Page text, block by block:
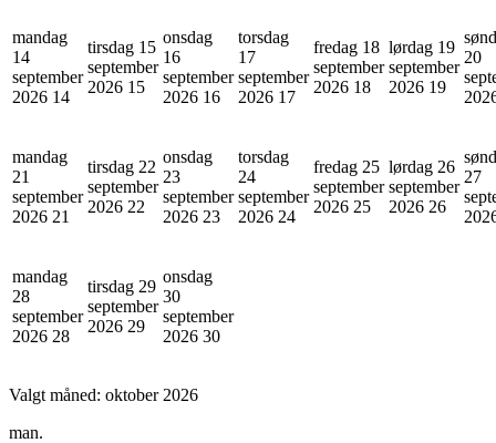
mandag
14
september
2026 14
tirsdag 15
september
2026 15
onsdag
16
september
2026 16
torsdag
17
september
2026 17
fredag 18
september
2026 18
lørdag 19
september
2026 19
20
mandag
21
september
2026 21
tirsdag 22
september
2026 22
onsdag
23
september
2026 23
torsdag
24
september
2026 24
fredag 25
september
2026 25
lørdag 26
september
2026 26
27
mandag
28
september
2026 28
tirsdag 29
september
2026 29
onsdag
30
september
2026 30
Valgt måned: oktober 2026
man.